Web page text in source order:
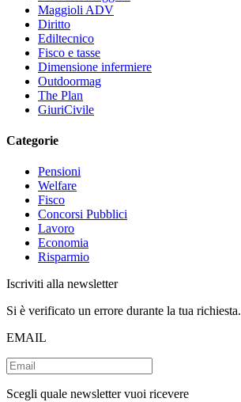
Maggioli ADV
Diritto
Ediltecnico
Fisco e tasse
Dimensione infermiere
Outdoormag
The Plan
GiuriCivile
Categorie
Pensioni
Welfare
Fisco
Concorsi Pubblici
Lavoro
Economia
Risparmio
Iscriviti alla newsletter
Si è verificato un errore durante la tua richiesta.
EMAIL
Scegli quale newsletter vuoi ricevere